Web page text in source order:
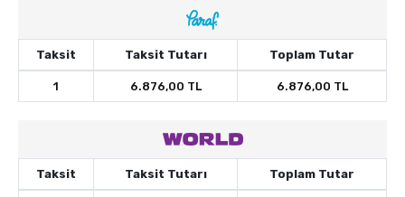
Taksit Taksit Tutarı Toplam Tutar
1 6.876,00 TL 6.876,00 TL
Taksit Taksit Tutarı Toplam Tutar